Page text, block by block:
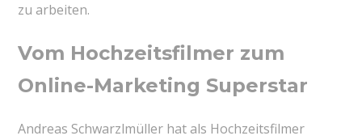
zu arbeiten.
Vom Hochzeitsfilmer zum
Online-Marketing Superstar
Andreas Schwarzlmüller hat als Hochzeitsfilmer